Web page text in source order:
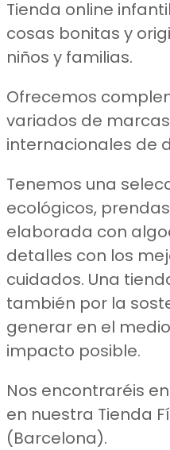
Tienda online
cosas bonitas y
niños y familias.
Ofrecemos
variados de
internacionales de
Tenemos una
ecológicos,
elaborada con
detalles con los
cuidados. Una
también por la
generar en el
impacto posible.
Nos encontraréis
en nuestra Tienda
(Barcelona).